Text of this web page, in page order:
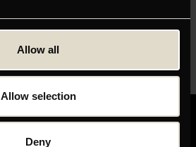
Allow all
Allow selection
Deny